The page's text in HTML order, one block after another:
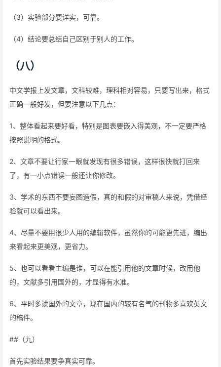
（3）实验部分要详实，可靠。
（4）结论要总结自己区别于别人的工作。
（八）
中文学报上发文章，文科较难，理科相对容易，只要写出来，格式
正确一般好发，但要注意以下几点：
1、整体看起来要好看，特别是图表要嵌入得美观，不一定要严格
按照说明的格式。
2、文章不要让行家一眼就发现有很多错误，这样很快就打回来
了，有一小点错误一般还让你修改。
3、学术的东西不要妄图造假，真的和假的对审稿人来说，凭借经
验就可以看出来。
4、尽量不要用很少人用的编辑软件，虽然你的可能更先进，编出
来看起来更美观，更省力。
5、也可以看看主编是谁，可以在能引用他的文章时候，改用他
的，文献多引用国外的，才显得有水准。
6、平时多读国外的文章，现在国内的较有名气的刊物多喜欢英文
的稿件。
##（九）
首先实验结果要争真实可靠。